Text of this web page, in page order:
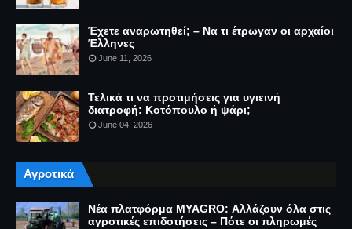
Έχετε αναρωτηθεί; – Να τι έτρωγαν οι αρχαίοι
Έλληνες
June 11, 2026
Τελικά τι να προτιμήσεις για υγιεινή
διατροφή: Κοτόπουλο ή ψάρι;
June 04, 2026
Αγροτικά
Νέα πλατφόρμα MYAGRO: Αλλάζουν όλα στις
αγροτικές επιδοτήσεις – Πότε οι πληρωμές